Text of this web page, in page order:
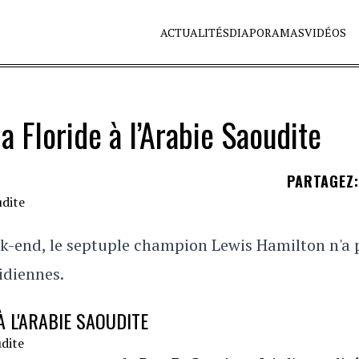
ACTUALITÉSDIAPORAMASVIDÉOS
à l’Arabie Saoudite
PARTAGEZ:
end, le septuple champion Lewis Hamilton n'a
SAOUDITE